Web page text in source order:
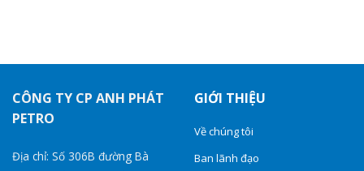
CÔNG TY CP ANH PHÁT
PETRO
Địa chỉ: Số 306B đường Bà
GIỚI THIỆU
Về chúng tôi
Ban lãnh đạo